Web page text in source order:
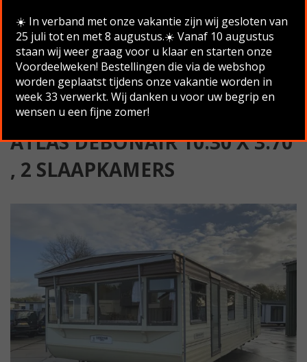
Home/ Aanbod/ Atlas Debonair 10.30 x 3.70 , 2
Slaapkamers
Terug naar overzicht
ATLAS DEBONAIR 10.30 X 3.70
, 2 SLAAPKAMERS
☀️ In verband met onze vakantie zijn wij gesloten van
25 juli tot en met 8 augustus.☀️ Vanaf 10 augustus
staan wij weer graag voor u klaar en starten onze
Voordeelweken! Bestellingen die via de webshop
worden geplaatst tijdens onze vakantie worden in
week 33 verwerkt. Wij danken u voor uw begrip en
wensen u een fijne zomer!